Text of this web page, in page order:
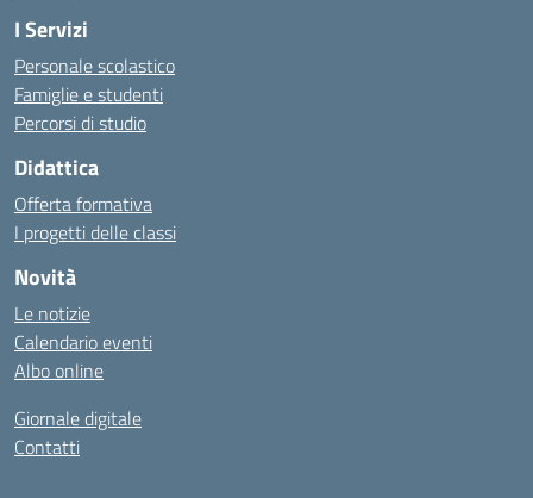
I Servizi
Personale scolastico
Famiglie e studenti
Percorsi di studio
Didattica
Offerta formativa
I progetti delle classi
Novità
Le notizie
Calendario eventi
Albo online
Giornale digitale
Contatti